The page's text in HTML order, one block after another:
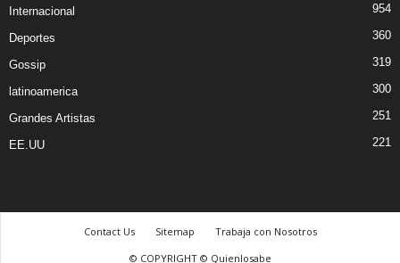
Internacional 954
Deportes 360
Gossip 319
latinoamerica 300
Grandes Artistas 251
EE.UU 221
Contact Us Sitemap
Trabaja con Nosotros
© COPYRIGHT © Quienlosabe